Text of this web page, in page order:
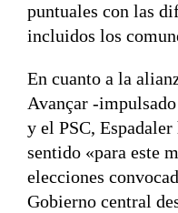
puntuales con las
incluidos los
En cuanto a la
Avançar -
y el PSC,
sentido «para este
elecciones
Gobierno central